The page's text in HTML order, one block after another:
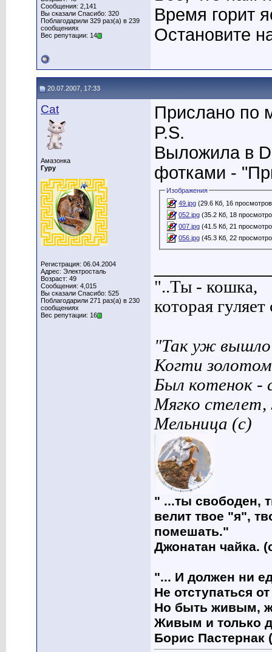
Сообщения: 2,141
Вы сказали Спасибо: 320
Поблагодарили 329 раз(а) в 239
сообщениях
Вес репутации: 14
Время горит
Остановите
20.07.2007, 17:33
Cat
Амазонка
Гуру
Регистрация: 06.04.2004
Адрес: Электросталь
Возраст: 49
Сообщения: 4,015
Вы сказали Спасибо: 525
Поблагодарили 271 раз(а) в 230
сообщениях
Вес репутации: 16
Прислано по
P.S.
Выложила в
фотками -
Изображения
49.jpg (29.6 Кб, 16
052.jpg (35.2 Кб, 18
007.jpg (41.5 Кб, 21
056.jpg (45.3 Кб, 22
"..Ты - кошка,
которая
"Так уж вышло
Когти
Был котенок -
Мягко
Мельница (с)
" ...ты свободен,
велит твое "я",
помешать."
Джонатан чайка.
"... И должен ни
Не отступаться
Но быть живым,
Живым и только
Борис Пастернак